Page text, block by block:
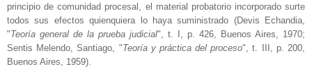
principio de comunidad procesal, el material probatorio incorporado surte
todos sus efectos quienquiera lo haya suministrado (Devis Echandia,
"Teoría general de la prueba judicial", t. I, p. 426, Buenos Aires, 1970;
Sentis Melendo, Santiago, "Teoría y práctica del proceso", t. III, p. 200,
Buenos Aires, 1959).